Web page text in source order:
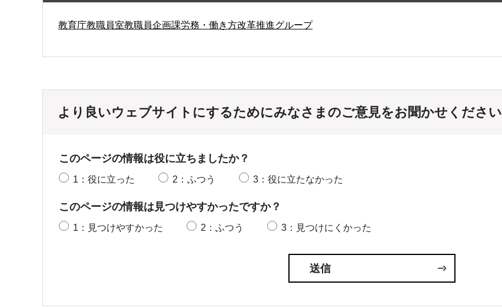
教育庁教職員室教職員企画課労務・働き方改革推進グループ
より良いウェブサイトにするためにみなさまのご意見をお聞かせください
このページの情報は役に立ちましたか？
1：役に立った 2：ふつう 3：役に立たなかった
このページの情報は見つけやすかったですか？
1：見つけやすかった 2：ふつう 3：見つけにくかった